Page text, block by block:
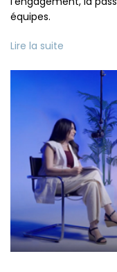
équipes.
Lire la suite